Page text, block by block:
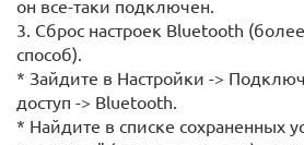
он все-таки подключен.
3. Сброс настроек Bluetooth
способ).
* Зайдите в Настройки ->
доступ -> Bluetooth.
* Найдите в списке сохраненных